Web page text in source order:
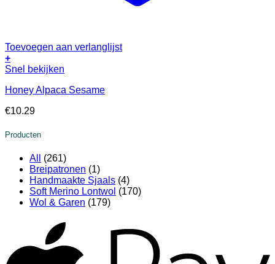
Toevoegen aan verlanglijst
+
Snel bekijken
Honey Alpaca Sesame
€10.29
Producten
All
(261)
Breipatronen (1)
Handmaakte Sjaals (4)
Soft Merino Lontwol (170)
Wol & Garen (179)